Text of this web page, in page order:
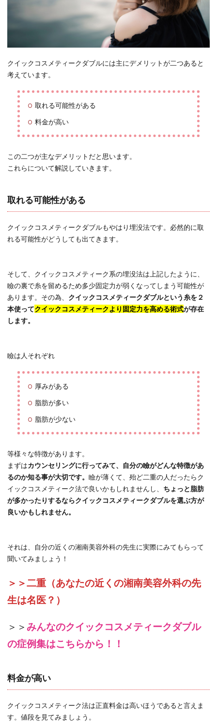
クイックコスメティークダブルには主にデメリットが二つあると
考えています。
取れる可能性がある
料金が高い
この二つが主なデメリットだと思います。
これらについて解説していきます。
取れる可能性がある
クイックコスメティークダブルもやはり埋没法です。必然的に取
れる可能性がどうしても出てきます。
そして、クイックコスメティーク系の埋没法は上記したように、
瞼の裏で糸を留めるため多少固定力が弱くなってしまう可能性が
あります。その為、 クイックコスメティークダブルという糸を２
本使ってクイックコスメティークより固定力を高める術式が存在
します。
瞼は人それぞれ
厚みがある
脂肪が多い
脂肪が少ない
等様々な特徴があります。
まずはカウンセリングに行ってみて、自分の瞼がどんな特徴があ
るのか知る事が大切です。 瞼が薄くて、殆ど二重の人だったらク
イックコスメティーク法で良いかもしれませんし、 ちょっと脂肪
が多かったりするならクイックコスメティークダブルを選ぶ方が
良いかもしれません。
それは、自分の近くの湘南美容外科の先生に実際にみてもらって
聞いてみましょう！
＞＞二重（あなたの近くの湘南美容外科の先
生は名医？）
＞＞ みんなのクイックコスメティークダブル
の症例集はこちらから！！
料金が高い
クイックコスメティーク法は正直料金は高いほうであると言えま
す。値段を見てみましょう。